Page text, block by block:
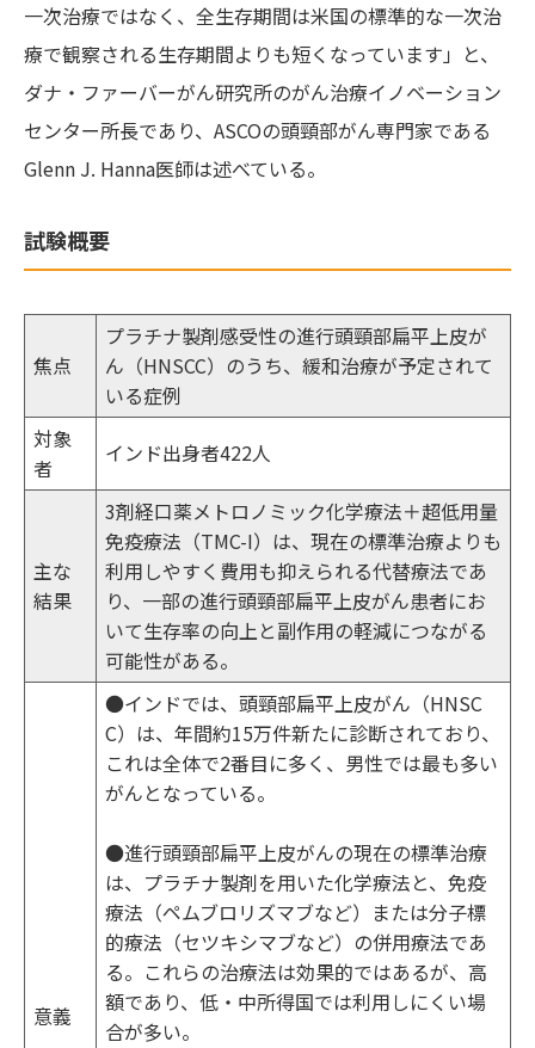
一次治療ではなく、全生存期間は米国の標準的な一次治
療で観察される生存期間よりも短くなっています」と、
ダナ・ファーバーがん研究所のがん治療イノベーション
センター所長であり、ASCOの頭頸部がん専門家である
Glenn J. Hanna医師は述べている。
試験概要
焦点
プラチナ製剤感受性の進行頭頸部扁平上皮が
ん（HNSCC）のうち、緩和治療が予定されて
いる症例
対象
者
インド出身者422人
主な
結果
3剤経口薬メトロノミック化学療法＋超低用量
免疫療法（TMC-I）は、現在の標準治療よりも
利用しやすく費用も抑えられる代替療法であ
り、一部の進行頭頸部扁平上皮がん患者にお
いて生存率の向上と副作用の軽減につながる
可能性がある。
意義
●インドでは、頭頸部扁平上皮がん（HNSC
C）は、年間約15万件新たに診断されており、
これは全体で2番目に多く、男性では最も多い
がんとなっている。
●進行頭頸部扁平上皮がんの現在の標準治療
は、プラチナ製剤を用いた化学療法と、免疫
療法（ペムブロリズマブなど）または分子標
的療法（セツキシマブなど）の併用療法であ
る。これらの治療法は効果的ではあるが、高
額であり、低・中所得国では利用しにくい場
合が多い。